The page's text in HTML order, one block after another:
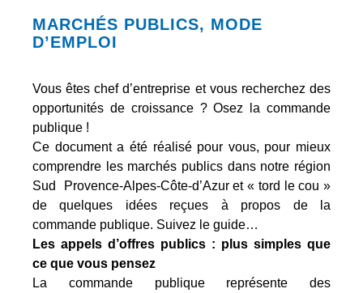
MARCHÉS PUBLICS, MODE
D’EMPLOI
Vous êtes chef d’entreprise et vous recherchez des
opportunités de croissance ? Osez la commande
publique !
Ce document a été réalisé pour vous, pour mieux
comprendre les marchés publics dans notre région
Sud Provence-Alpes-Côte-d’Azur et « tord le cou »
de quelques idées reçues à propos de la
commande publique. Suivez le guide…
Les appels d’offres publics : plus simples que
ce que vous pensez
La commande publique représente des